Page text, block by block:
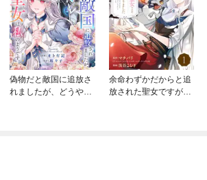
偽物だと敵国に追放さ
れましたが、どうやら
余命わずかだからと追
放された聖女ですが、